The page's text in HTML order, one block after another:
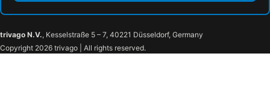
trivago N.V., Kesselstraße 5 – 7, 40221 Düsseldorf, Germany
Copyright 2026 trivago | All rights reserved.